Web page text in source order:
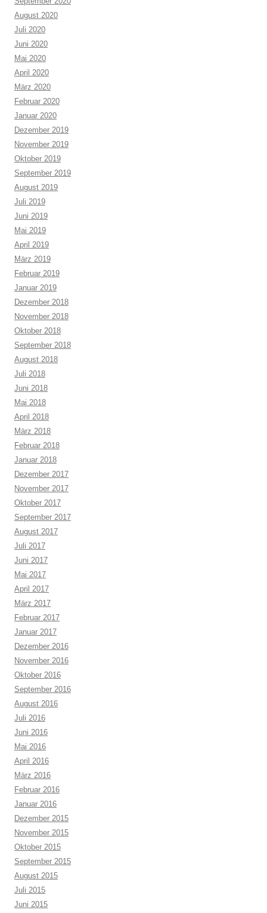
August 2020
Juli 2020
Juni 2020
Mai 2020
April 2020
März 2020
Februar 2020
Januar 2020
Dezember 2019
November 2019
Oktober 2019
September 2019
August 2019
Juli 2019
Juni 2019
Mai 2019
April 2019
März 2019
Februar 2019
Januar 2019
Dezember 2018
November 2018
Oktober 2018
September 2018
August 2018
Juli 2018
Juni 2018
Mai 2018
April 2018
März 2018
Februar 2018
Januar 2018
Dezember 2017
November 2017
Oktober 2017
September 2017
August 2017
Juli 2017
Juni 2017
Mai 2017
April 2017
März 2017
Februar 2017
Januar 2017
Dezember 2016
November 2016
Oktober 2016
September 2016
August 2016
Juli 2016
Juni 2016
Mai 2016
April 2016
März 2016
Februar 2016
Januar 2016
Dezember 2015
November 2015
Oktober 2015
September 2015
August 2015
Juli 2015
Juni 2015